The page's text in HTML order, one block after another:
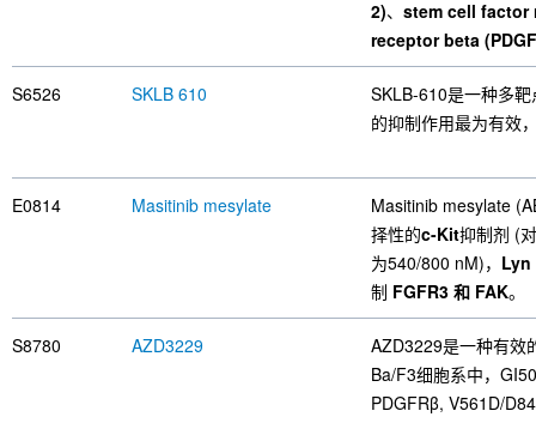
2)、 stem cell factor
receptor beta
S6526 SKLB 610
SKLB-610是一种多靶
的抑制作用最为有效
E0814 Masitinib mesylate
Masitinib mesylate
择性的c-Kit抑制剂 (
为540/800 nM)， Lyn
制 FGFR3 和 FAK。
S8780 AZD3229
AZD3229是一种有效
Ba/F3细胞系中，
PDGFRβ, V561D/